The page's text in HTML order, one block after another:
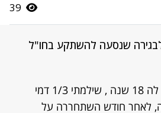
39
לבגירה שנסעה להשתקע בחו"ל
לבתי, לאחר שמלאו לה 18 שנה , שילמתי 1/3 דמי
לאחר חודש השתחררה על